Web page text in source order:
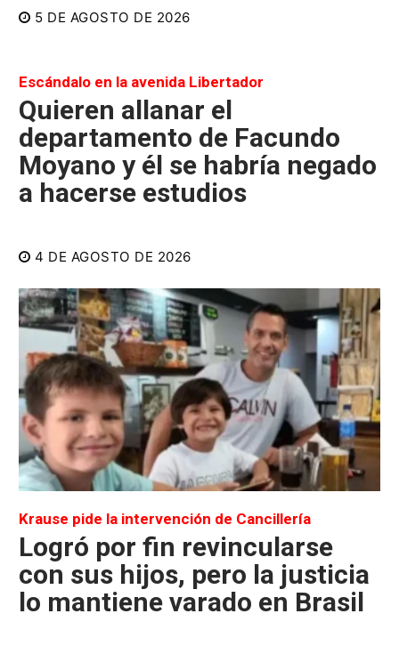
5 DE AGOSTO DE 2026
Escándalo en la avenida Libertador
Quieren allanar el
departamento de Facundo
Moyano y él se habría negado
a hacerse estudios
4 DE AGOSTO DE 2026
Krause pide la intervención de Cancillería
Logró por fin revincularse
con sus hijos, pero la justicia
lo mantiene varado en Brasil